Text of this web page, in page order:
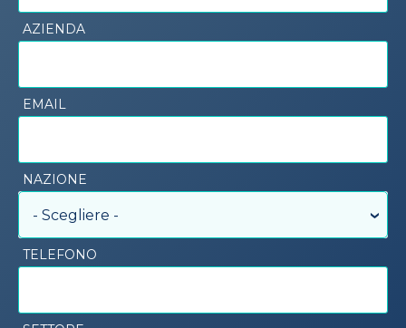
AZIENDA
EMAIL
NAZIONE
- Scegliere -
TELEFONO